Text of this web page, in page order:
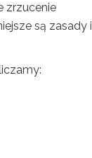
zrzucenie
są zasady i